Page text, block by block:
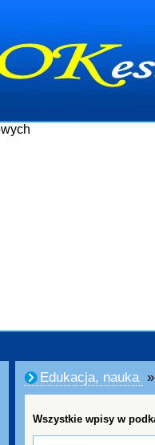
Edukacja, nauka
Wszystkie wpisy w